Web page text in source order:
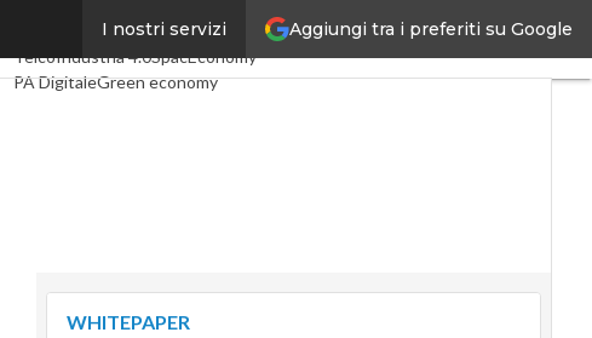
Aggiungi tra i preferiti su Google
I nostri servizi
Ultimi articoli Digital Economy
TelcoIndustria 4.0SpacEconomy
PA DigitaleGreen economy
WHITEPAPER